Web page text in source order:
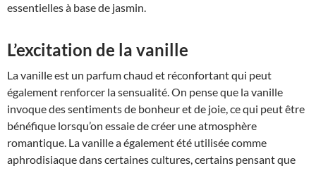
essentielles à base de jasmin.
L’excitation de la vanille
La vanille est un parfum chaud et réconfortant qui peut
également renforcer la sensualité. On pense que la vanille
invoque des sentiments de bonheur et de joie, ce qui peut être
bénéfique lorsqu’on essaie de créer une atmosphère
romantique. La vanille a également été utilisée comme
aphrodisiaque dans certaines cultures, certains pensant que